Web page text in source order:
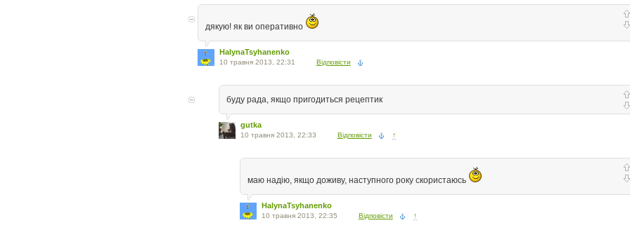
дякую! як ви оперативно
HalynaTsyhanenko
10 травня 2013, 22:31 Відповісти
буду рада, якщо пригодиться рецептик
gutka
10 травня 2013, 22:33 Відповісти ↑
маю надію, якщо доживу, наступного року скористаюсь
HalynaTsyhanenko
10 травня 2013, 22:35 Відповісти ↑